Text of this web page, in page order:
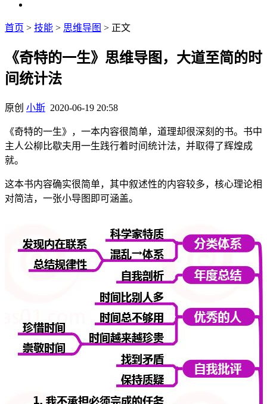
首页 > 技能 > 思维导图 > 正文
《奇特的一生》思维导图，大道至简的时
间统计法
原创 小斯 2020-06-19 20:58
《奇特的一生》，一本内容很简单，道理却很深刻的书。书中
主人公柳比歇夫用一生践行着时间统计法，并取得了辉煌成
就。
这本书内容确实很简单，其中叙述性的内容较多，核心理论相
对简洁，一张小导图即可涵盖。